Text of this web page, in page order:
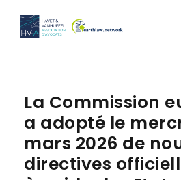
La Commission
a adopté le
mars 2026 de
directives